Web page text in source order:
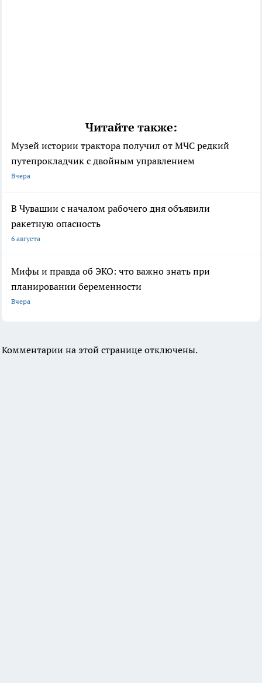
Читайте также:
Музей истории трактора получил от МЧС редкий
путепрокладчик с двойным управлением
Вчера
В Чувашии с началом рабочего дня объявили
ракетную опасность
6 августа
Мифы и правда об ЭКО: что важно знать при
планировании беременности
Вчера
Комментарии на этой странице отключены.